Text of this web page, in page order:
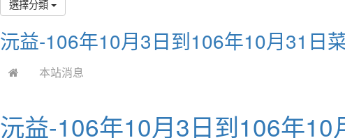
選擇分類
沅益-106年10月3日到106年10月31日
本站消息
沅益-106年10月3日到106年10